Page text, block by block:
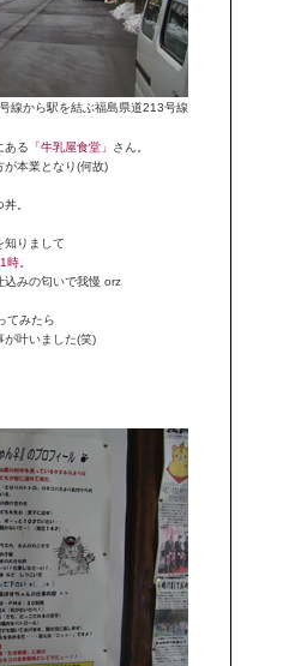
線から駅を結ぶ福島県道213号線
ある 「牛乳屋食堂」 さん。
が本業となり(何故)
。
知りまして
時
込みの匂いで我慢 orz
てみたら
が叶いました(笑)